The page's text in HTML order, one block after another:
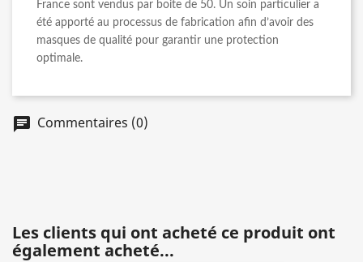
France sont vendus par boite de 50. Un soin particulier a
été apporté au processus de fabrication afin d’avoir des
masques de qualité pour garantir une protection
optimale.
chat Commentaires (0)
Les clients qui ont acheté ce produit ont
également acheté...